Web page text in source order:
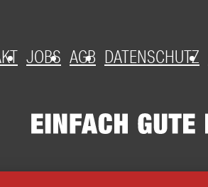
JOBS AGB DATENSCHUTZ